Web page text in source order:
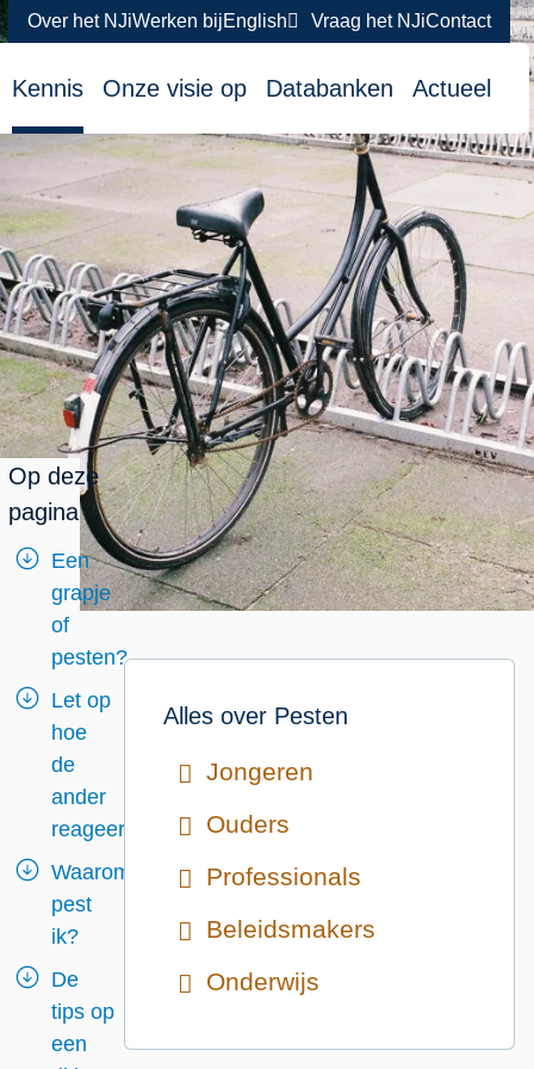
Over het NJiWerken bijEnglish Vraag het NJiContact
Kennis Onze visie op Databanken Actueel
Op deze
pagina
Een
grapje
of
pesten?
Let op
hoe
de
ander
reageert
Waarom
pest
ik?
De
tips op
een
Alles over Pesten
Jongeren
Ouders
Professionals
Beleidsmakers
Onderwijs